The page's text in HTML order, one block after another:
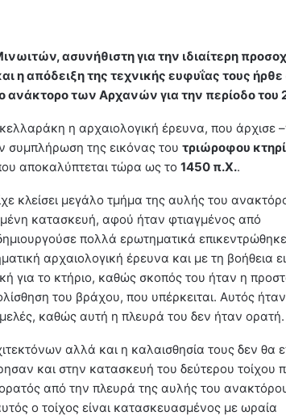
ασυνήθιστη για την ιδιαίτερη
η απόδειξη της τεχνικής ευφυΐας τους
των Αρχανών για την περίοδο του
η αρχαιολογική έρευνα, που άρχισε
συμπλήρωση της εικόνας του τριώροφου
αποκαλύπτεται τώρα ως το 1450 π.Χ..
κλείσει μεγάλο τμήμα της αυλής του
κατασκευή, αφού ήταν φτιαγμένος από
πολλά ερωτηματικά
αρχαιολογική έρευνα και με τη βοήθεια
για το κτήριο, καθώς σκοπός του ήταν η
του βράχου, που υπέρκειται. Αυτός
καθώς αυτή η πλευρά του δεν ήταν ορατή.
αλλά και η καλαισθησία τους δεν θα
και στην κατασκευή του δεύτερου τοίχου
από την πλευρά της αυλής του
ο τοίχος είναι κατασκευασμένος με ωραία